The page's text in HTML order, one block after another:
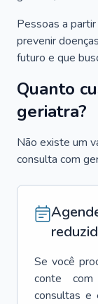
Pessoas a
prevenir
futuro e que
Quanto
geriatra?
Não existe um
consulta com
Se você
conte
consultas e